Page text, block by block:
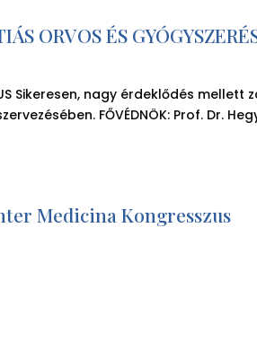
ORVOS ÉS
Sikeresen, nagy érdeklődés
FŐVÉDNÖK: Prof. Dr.
Medicina Kongresszus